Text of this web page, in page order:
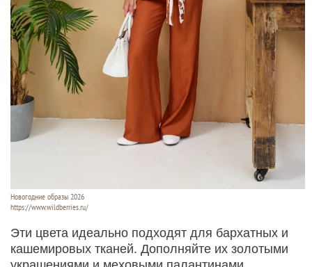
Новогодние образы 2026
https://www.wildberries.ru/
Эти цвета идеально подходят для бархатных и
кашемировых тканей. Дополняйте их золотыми